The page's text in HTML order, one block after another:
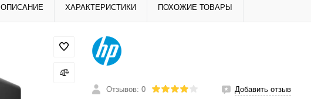
ОПИСАНИЕ ХАРАКТЕРИСТИКИ ПОХОЖИЕ ТОВАРЫ
Отзывов: 0 Добавить отзыв